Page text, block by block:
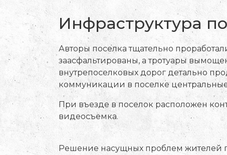
Инфраструктура
Авторы поселка тщательно
заасфальтированы, а тротуары
внутрепоселковых дорог детально
коммуникации в поселке
При въезде в поселок расположен
видеосъемка.
Решение насущных проблем жителей